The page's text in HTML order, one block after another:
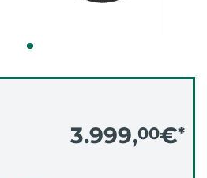
3.999,00€*